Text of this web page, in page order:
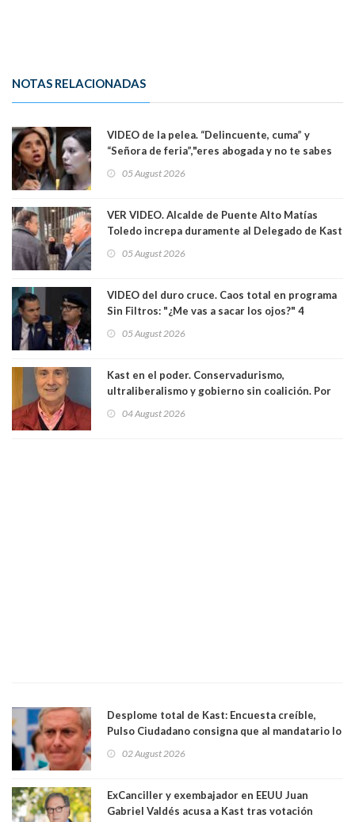
NOTAS RELACIONADAS
VIDEO de la pelea. “Delincuente, cuma” y
“Señora de feria”,"eres abogada y no te sabes
senadoras Camila Flores y Fabiola Campillai en
05 August 2026
VER VIDEO. Alcalde de Puente Alto Matías
Toledo increpa duramente al Delegado de Kast
delegado nuevamente arrancando"
05 August 2026
VIDEO del duro cruce. Caos total en programa
Sin Filtros: "¿Me vas a sacar los ojos?" 4
excarabinero que dejó ciego a Gustavo Gatica:
05 August 2026
Kast en el poder. Conservadurismo,
ultraliberalismo y gobierno sin coalición. Por
04 August 2026
Desplome total de Kast: Encuesta creíble,
Pulso Ciudadano consigna que al mandatario lo
sacó en primera vuelta. Rechazo es de 58.9% y
64.8%
02 August 2026
ExCanciller y exembajador en EEUU Juan
Gabriel Valdés acusa a Kast tras votación